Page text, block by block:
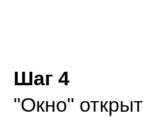
Шаг 4
"Окно"